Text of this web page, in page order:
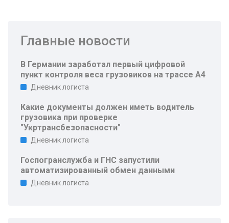
Главные новости
В Германии заработал первый цифровой
пункт контроля веса грузовиков на трассе A4
Дневник логиста
Какие документы должен иметь водитель
грузовика при проверке
"Укртрансбезопасности"
Дневник логиста
Госпогранслужба и ГНС запустили
автоматизированный обмен данными
Дневник логиста